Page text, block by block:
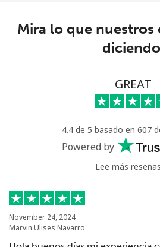
Celular ⁦12.9p⁩
Niue
Mira lo que nuestros
GREAT
4.4 de 5 basado en 607
Powered by
Lee más
November 24, 2024
Marvin Ulises Navarro